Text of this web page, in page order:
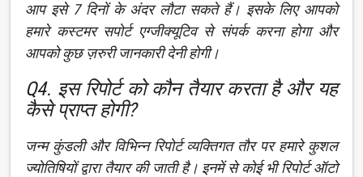
आप इसे 7 दिनों के अंदर लौटा सकते हैं। इसके लिए आपको
हमारे कस्टमर सपोर्ट एग्जीक्यूटिव से संपर्क करना होगा और
आपको कुछ ज़रुरी जानकारी देनी होगी।
Q4. इस रिपोर्ट को कौन तैयार करता है और यह
कैसे प्राप्त होगी?
जन्म कुंडली और विभिन्न रिपोर्ट व्यक्तिगत तौर पर हमारे कुशल
ज्योतिषियों द्वारा तैयार की जाती है। इनमें से कोई भी रिपोर्ट ऑटो